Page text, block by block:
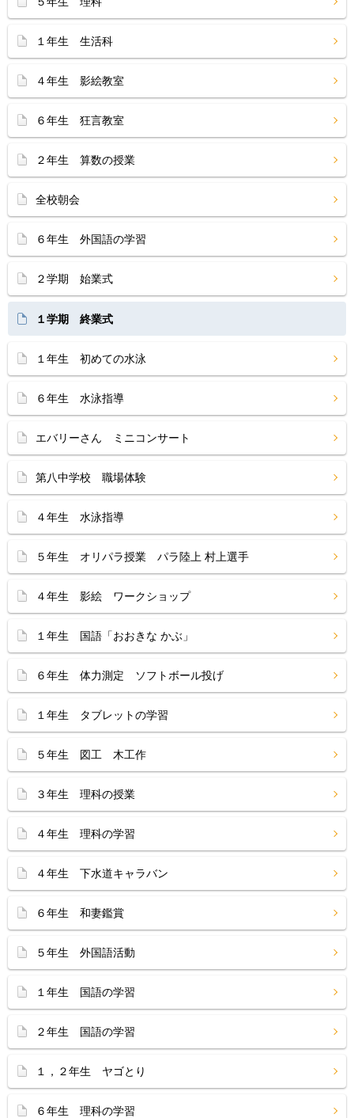
１年生 生活科
４年生 影絵教室
６年生 狂言教室
２年生 算数の授業
全校朝会
６年生 外国語の学習
２学期 始業式
１学期 終業式
１年生 初めての水泳
６年生 水泳指導
エバリーさん ミニコンサート
第八中学校 職場体験
４年生 水泳指導
５年生 オリパラ授業 パラ陸上 村上選手
４年生 影絵 ワークショップ
１年生 国語「おおきな かぶ」
６年生 体力測定 ソフトボール投げ
１年生 タブレットの学習
５年生 図工 木工作
３年生 理科の授業
４年生 理科の学習
４年生 下水道キャラバン
６年生 和妻鑑賞
５年生 外国語活動
１年生 国語の学習
２年生 国語の学習
１，２年生 ヤゴとり
６年生 理科の学習